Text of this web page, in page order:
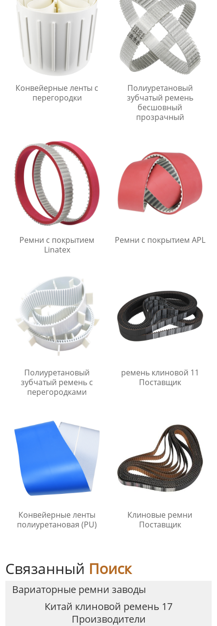
Конвейерные ленты с
перегородки
Полиуретановый
зубчатый ремень
бесшовный
прозрачный
Ремни с покрытием
Linatex
Ремни с покрытием APL
Полиуретановый
зубчатый ремень с
перегородками
ремень клиновой 11
Поставщик
Конвейерные ленты
полиуретановая (PU)
Клиновые ремни
Поставщик
Связанный Поиск
Вариаторные ремни заводы
Китай клиновой ремень 17
Производители